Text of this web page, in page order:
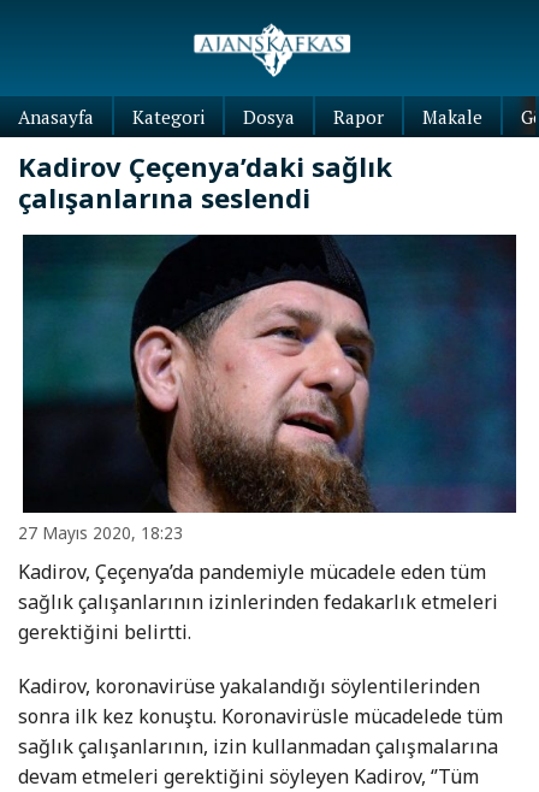
Anasayfa Kategori Dosya Rapor Makale
Kadirov Çeçenya’daki sağlık
çalışanlarına seslendi
27 Mayıs 2020, 18:23
Kadirov, Çeçenya’da pandemiyle mücadele eden tüm
sağlık çalışanlarının izinlerinden fedakarlık etmeleri
gerektiğini belirtti.
Kadirov, koronavirüse yakalandığı söylentilerinden
sonra ilk kez konuştu. Koronavirüsle mücadelede tüm
sağlık çalışanlarının, izin kullanmadan çalışmalarına
devam etmeleri gerektiğini söyleyen Kadirov, ‘’Tüm